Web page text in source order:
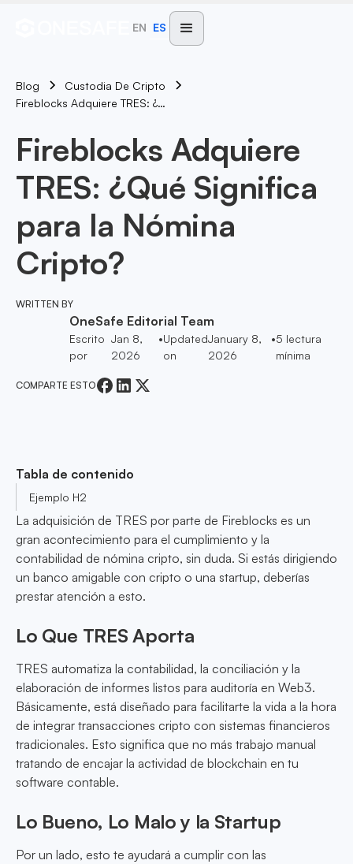
EN ES
Blog
Custodia De Cripto
Fireblocks Adquiere TRES: ¿Qué Significa Para La Nómina Cripto?
Fireblocks Adquiere
TRES: ¿Qué Significa
para la Nómina
Cripto?
WRITTEN BY
OneSafe Editorial Team
Escrito
por
Jan 8,
2026
•Updated
on
January 8,
2026
•5 lectura
mínima
COMPARTE ESTO
Tabla de contenido
Ejemplo H2
La adquisición de TRES por parte de Fireblocks es un
gran acontecimiento para el cumplimiento y la
contabilidad de nómina cripto, sin duda. Si estás dirigiendo
un banco amigable con cripto o una startup, deberías
prestar atención a esto.
Lo Que TRES Aporta
TRES automatiza la contabilidad, la conciliación y la
elaboración de informes listos para auditoría en Web3.
Básicamente, está diseñado para facilitarte la vida a la hora
de integrar transacciones cripto con sistemas financieros
tradicionales. Esto significa que no más trabajo manual
tratando de encajar la actividad de blockchain en tu
software contable.
Lo Bueno, Lo Malo y la Startup
Por un lado, esto te ayudará a cumplir con las